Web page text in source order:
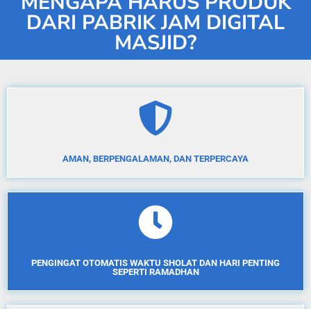
DARI PABRIK JAM DIGITAL
MASJID?
AMAN, BERPENGALAMAN, DAN TERPERCAYA
PENGINGAT OTOMATIS WAKTU SHOLAT DAN HARI PENTING
SEPERTI RAMADHAN